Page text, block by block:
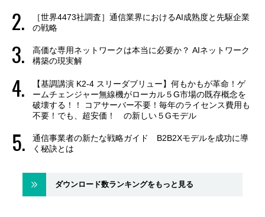
［世界4473社調査］通信業界におけるAI成熟度と先駆企業
の戦略
高価な専用ネットワークは本当に必要か？ AIネットワーク
構築の現実解
【基調講演 K2-4 スリーダブリュー】何もかもが革命！ゲ
ームチェンジャー無線機がローカル５G市場の既存概念を
破壊する！！ コアサーバー不要！毎年のライセンス費用も
不要！でも、超安価！ の新しい５Gモデル
通信事業者の新たな戦略ガイド B2B2Xモデルを成功に導
く秘訣とは
ダウンロード数ランキングをもっと見る